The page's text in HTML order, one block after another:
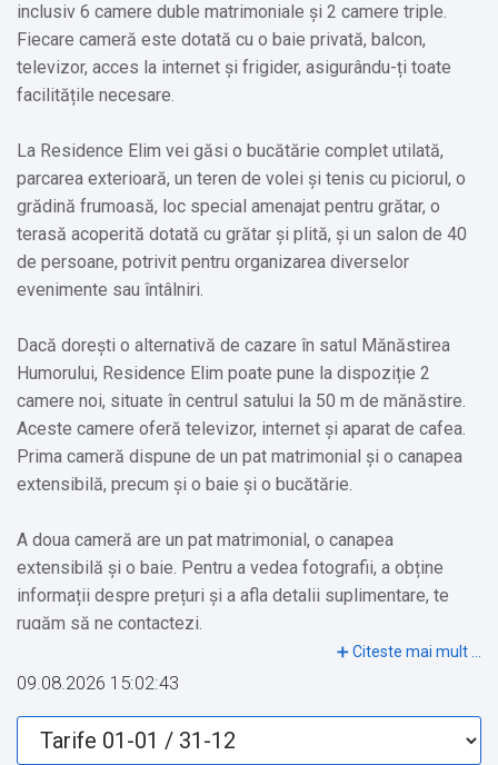
inclusiv 6 camere duble matrimoniale și 2 camere triple.
Fiecare cameră este dotată cu o baie privată, balcon,
televizor, acces la internet și frigider, asigurându-ți toate
facilitățile necesare.
La Residence Elim vei găsi o bucătărie complet utilată,
parcarea exterioară, un teren de volei și tenis cu piciorul, o
grădină frumoasă, loc special amenajat pentru grătar, o
terasă acoperită dotată cu grătar și plită, și un salon de 40
de persoane, potrivit pentru organizarea diverselor
evenimente sau întâlniri.
Dacă dorești o alternativă de cazare în satul Mănăstirea
Humorului, Residence Elim poate pune la dispoziție 2
camere noi, situate în centrul satului la 50 m de mănăstire.
Aceste camere oferă televizor, internet și aparat de cafea.
Prima cameră dispune de un pat matrimonial și o canapea
extensibilă, precum și o baie și o bucătărie.
A doua cameră are un pat matrimonial, o canapea
extensibilă și o baie. Pentru a vedea fotografii, a obține
informații despre prețuri și a afla detalii suplimentare, te
rugăm să ne contactezi.
Obiective turistice în zonă:
✔️ Mănăstirea Humor
✔️ Muzeul Satului Bucovinean
09.08.2026 15:02:43